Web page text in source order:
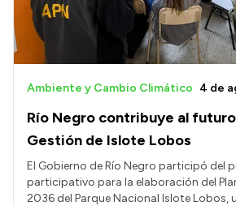
Río Negro contribuye al futuro
Gestión de Islote Lobos
Ambiente y Cambio Climático 4 de
El Gobierno de Río Negro participó del
participativo para la elaboración del
2036 del Parque Nacional Islote Lobos,